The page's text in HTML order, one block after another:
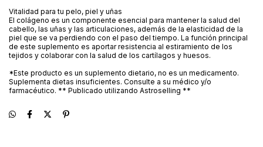
Vitalidad para tu pelo, piel y uñas
El colágeno es un componente esencial para mantener la salud del
cabello, las uñas y las articulaciones, además de la elasticidad de la
piel que se va perdiendo con el paso del tiempo. La función principal
de este suplemento es aportar resistencia al estiramiento de los
tejidos y colaborar con la salud de los cartílagos y huesos.
*Este producto es un suplemento dietario, no es un medicamento.
Suplementa dietas insuficientes. Consulte a su médico y/o
farmacéutico. ** Publicado utilizando Astroselling **